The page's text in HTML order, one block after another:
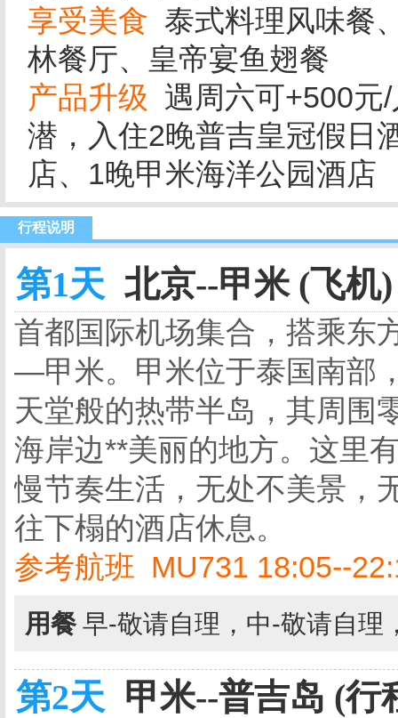
享受美食 泰式料理风味餐
林餐厅、皇帝宴鱼翅餐
产品升级 遇周六可+500元
潜，入住2晚普吉皇冠假日
店、1晚甲米海洋公园酒店
行程说明
第1天 北京--甲米 (飞机)
首都国际机场集合，搭乘东
—甲米。甲米位于泰国南部
天堂般的热带半岛，其周围
海岸边**美丽的地方。这里
慢节奏生活，无处不美景，
往下榻的酒店休息。
参考航班 MU731 18:05--
用餐 早-敬请自理，中-敬请自理
第2天 甲米--普吉岛 (行